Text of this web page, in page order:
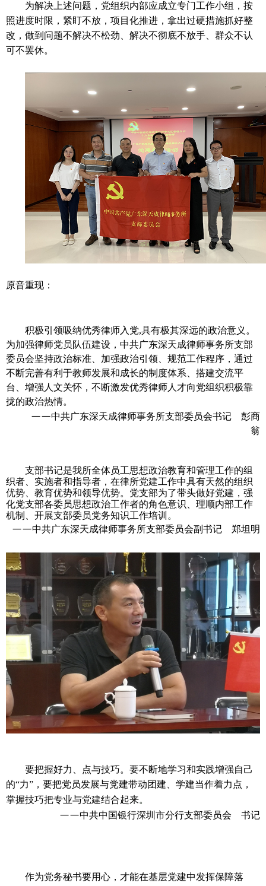
为解决上述问题，党组织内部应成立专门工作小组，按
照进度时限，紧盯不放，项目化推进，拿出过硬措施抓好整
改，做到问题不解决不松劲、解决不彻底不放手、群众不认
可不罢休。
原音重现：
积极引领吸纳优秀律师入党,具有极其深远的政治意义。
为加强律师党员队伍建设，中共广东深天成律师事务所支部
委员会坚持政治标准、加强政治引领、规范工作程序，通过
不断完善有利于教师发展和成长的制度体系、搭建交流平
台、增强人文关怀，不断激发优秀律师人才向党组织积极靠
拢的政治热情。
——中共广东深天成律师事务所支部委员会书记 彭商
翁
支部书记是我所全体员工思想政治教育和管理工作的组
织者、实施者和指导者，在律所党建工作中具有天然的组织
优势、教育优势和领导优势。党支部为了带头做好党建，强
化党支部各委员思想政治工作者的角色意识、理顺内部工作
机制、开展支部委员党务知识工作培训 。
——中共广东深天成律师事务所支部委员会副书记 郑坦明
要把握好力、点与技巧。要不断地学习和实践增强自己
的“力”，要把党员发展与党建带动团建、学建当作着力点，
掌握技巧把专业与党建结合起来。
——中共中国银行深圳市分行支部委员会 书记
作为党务秘书要用心，才能在基层党建中发挥保障落